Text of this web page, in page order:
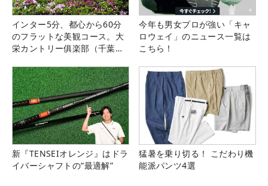
インター5分、都心から60分
のフラットな美観コース。大
栄カントリー俱楽部（千葉
今年も男女プロが強い「キャ
ロウェイ」のニュース一覧は
こちら！
新『TENSEIオレンジ』はドラ
イバーシャフトの“最適解”
猛暑を乗り切る！ こだわり機
能派パンツ4選